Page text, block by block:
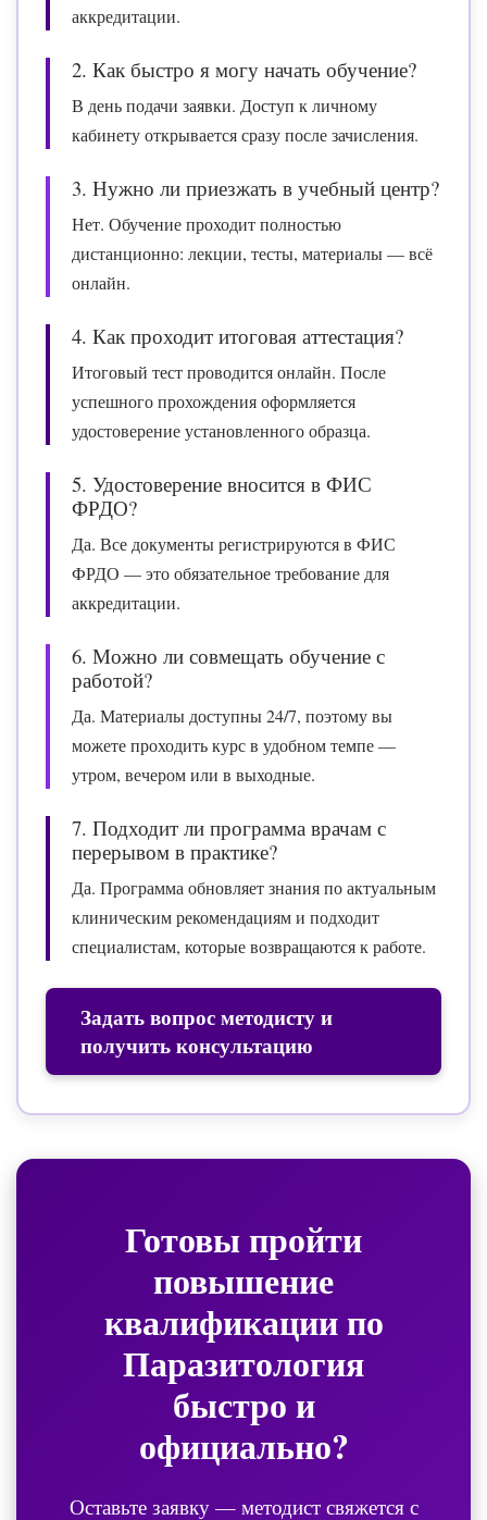
аккредитации.
2. Как быстро я могу начать обучение?
В день подачи заявки. Доступ к личному
кабинету открывается сразу после зачисления.
3. Нужно ли приезжать в учебный центр?
Нет. Обучение проходит полностью
дистанционно: лекции, тесты, материалы — всё
онлайн.
4. Как проходит итоговая аттестация?
Итоговый тест проводится онлайн. После
успешного прохождения оформляется
удостоверение установленного образца.
5. Удостоверение вносится в ФИС
ФРДО?
Да. Все документы регистрируются в ФИС
ФРДО — это обязательное требование для
аккредитации.
6. Можно ли совмещать обучение с
работой?
Да. Материалы доступны 24/7, поэтому вы
можете проходить курс в удобном темпе —
утром, вечером или в выходные.
7. Подходит ли программа врачам с
перерывом в практике?
Да. Программа обновляет знания по актуальным
клиническим рекомендациям и подходит
специалистам, которые возвращаются к работе.
Задать вопрос методисту и
получить консультацию
Готовы пройти
повышение
квалификации по
Паразитология
быстро и
официально?
Оставьте заявку — методист свяжется с